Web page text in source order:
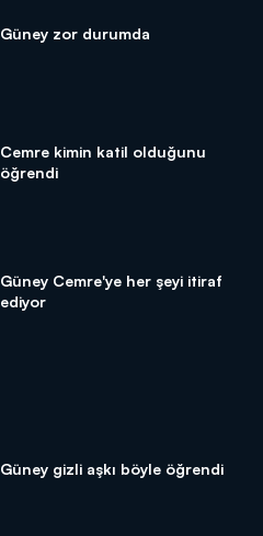
Güney zor durumda
Cemre kimin katil olduğunu
öğrendi
Güney Cemre'ye her şeyi itiraf
ediyor
Güney gizli aşkı böyle öğrendi